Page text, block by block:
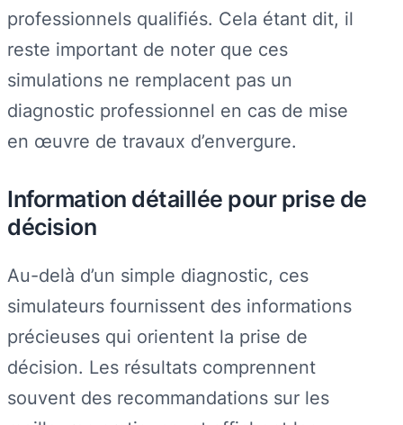
professionnels qualifiés. Cela étant dit, il
reste important de noter que ces
simulations ne remplacent pas un
diagnostic professionnel en cas de mise
en œuvre de travaux d’envergure.
Information détaillée pour prise de
décision
Au-delà d’un simple diagnostic, ces
simulateurs fournissent des informations
précieuses qui orientent la prise de
décision. Les résultats comprennent
souvent des recommandations sur les